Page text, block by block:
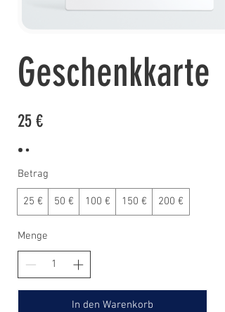
Geschenkkarte
25 €
Betrag
25 € 50 € 100 € 150 € 200 €
Menge
In den Warenkorb